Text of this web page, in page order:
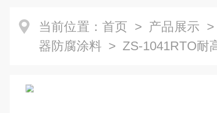
当前位置： 首页 > 产品展示
器防腐涂料 > ZS-1041RTO耐